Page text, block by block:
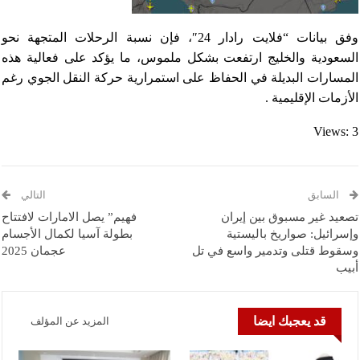
وفق بيانات “فلايت رادار 24″، فإن نسبة الرحلات المتجهة نحو
السعودية والخليج ارتفعت بشكل ملموس، ما يؤكد على فعالية هذه
المسارات البديلة في الحفاظ على استمرارية حركة النقل الجوي رغم
الأزمات الإقليمية .
Views: 3
السابق
تصعيد غير مسبوق بين إيران
وإسرائيل: صواريخ باليستية
وسقوط قتلى وتدمير واسع في تل
أبيب
التالي
فهيم” يصل الامارات لافتتاح
بطولة آسيا لكمال الأجسام
عجمان 2025
قد يعجبك ايضا المزيد عن المؤلف